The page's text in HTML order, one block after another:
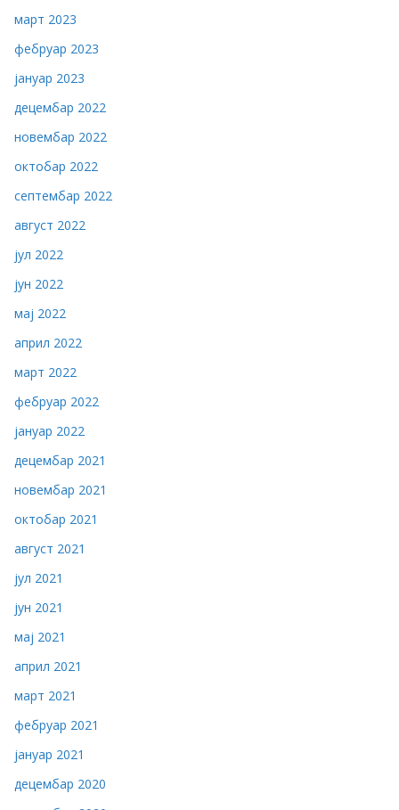
март 2023
фебруар 2023
јануар 2023
децембар 2022
новембар 2022
октобар 2022
септембар 2022
август 2022
јул 2022
јун 2022
мај 2022
април 2022
март 2022
фебруар 2022
јануар 2022
децембар 2021
новембар 2021
октобар 2021
август 2021
јул 2021
јун 2021
мај 2021
април 2021
март 2021
фебруар 2021
јануар 2021
децембар 2020